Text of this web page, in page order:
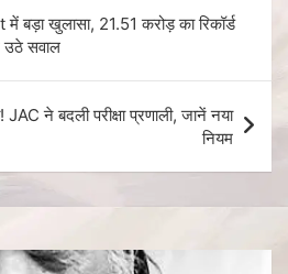
खुलासा, 21.51 करोड़ का रिकॉर्ड
उठे सवाल
ने बदली परीक्षा प्रणाली, जानें नया
नियम